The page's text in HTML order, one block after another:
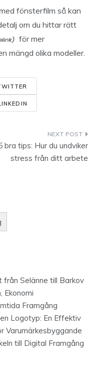
fönsterfilm så kan
om du hittar rätt
för mer
mängd olika modeller.
bra tips: Hur du undviker
stress från ditt arbete
från Selänne till Barkov
Ekonomi
Framgång
Logotyp: En Effektiv
Varumärkesbyggande
till Digital Framgång